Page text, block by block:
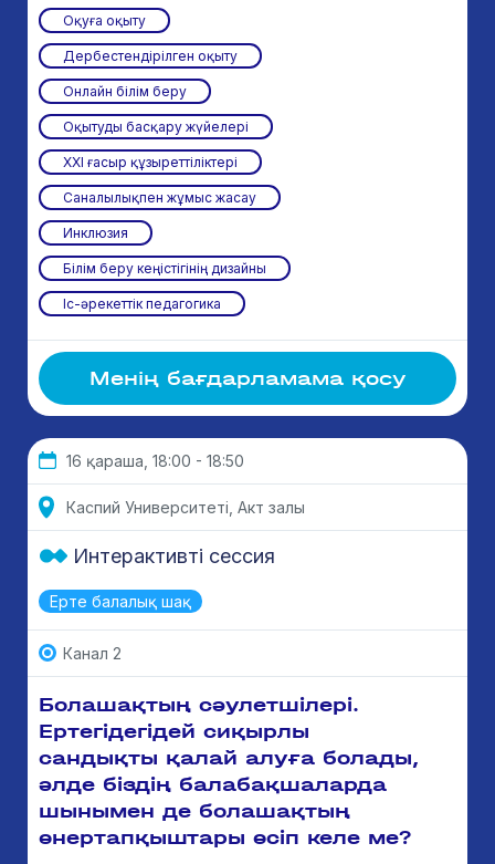
Оқуға оқыту
Дербестендірілген оқыту
Онлайн білім беру
Оқытуды басқару жүйелері
ХХІ ғасыр құзыреттіліктері
Саналылықпен жұмыс жасау
Инклюзия
Білім беру кеңістігінің дизайны
Іс-әрекеттік педагогика
Менің бағдарламама қосу
16 қараша, 18:00 - 18:50
Каспий Университеті, Акт залы
Ерте балалық шақ
Интерактивті сессия
Канал 2
Болашақтың сәулетшілері.
Ертегідегідей сиқырлы
сандықты қалай алуға болады,
әлде біздің балабақшаларда
шынымен де болашақтың
өнертапқыштары өсіп келе ме?